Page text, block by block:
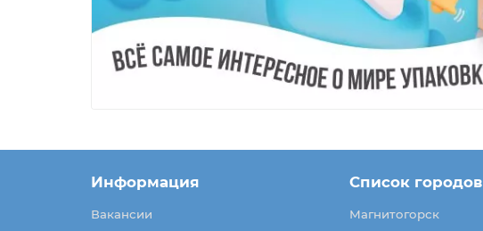
Информация
Вакансии
Список городов
Магнитогорск